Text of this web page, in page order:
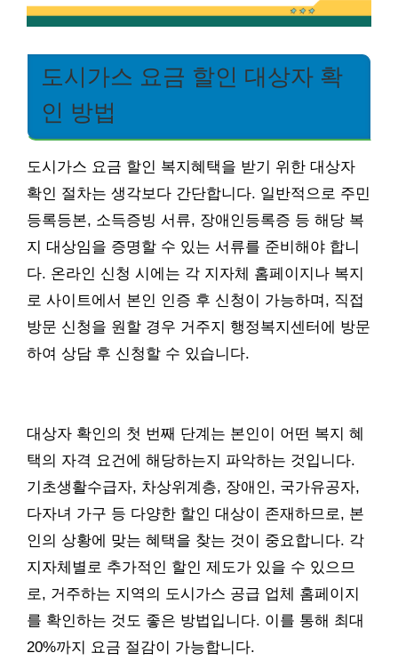
도시가스 요금 할인 대상자 확
인 방법
도시가스 요금 할인 복지혜택을 받기 위한 대상자
확인 절차는 생각보다 간단합니다. 일반적으로 주민
등록등본, 소득증빙 서류, 장애인등록증 등 해당 복
지 대상임을 증명할 수 있는 서류를 준비해야 합니
다. 온라인 신청 시에는 각 지자체 홈페이지나 복지
로 사이트에서 본인 인증 후 신청이 가능하며, 직접
방문 신청을 원할 경우 거주지 행정복지센터에 방문
하여 상담 후 신청할 수 있습니다.
대상자 확인의 첫 번째 단계는 본인이 어떤 복지 혜
택의 자격 요건에 해당하는지 파악하는 것입니다.
기초생활수급자, 차상위계층, 장애인, 국가유공자,
다자녀 가구 등 다양한 할인 대상이 존재하므로, 본
인의 상황에 맞는 혜택을 찾는 것이 중요합니다. 각
지자체별로 추가적인 할인 제도가 있을 수 있으므
로, 거주하는 지역의 도시가스 공급 업체 홈페이지
를 확인하는 것도 좋은 방법입니다. 이를 통해 최대
20%까지 요금 절감이 가능합니다.